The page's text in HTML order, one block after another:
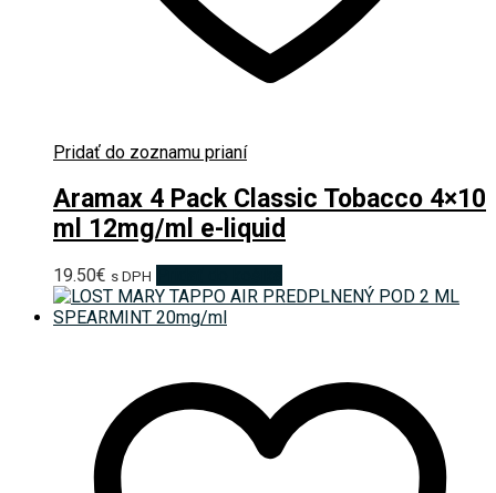
Pridať do zoznamu prianí
Aramax 4 Pack Classic Tobacco 4×10
ml 12mg/ml e-liquid
19.50€ s DPH